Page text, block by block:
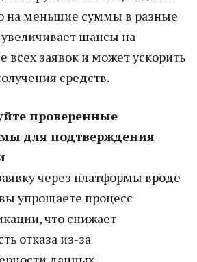
на меньшие суммы в разные
шансы на
всех заявок и может ускорить
средств.
проверенные
для подтверждения
через платформы вроде
упрощаете процесс
что снижает
отказа из-за